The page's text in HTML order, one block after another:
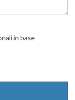
in base